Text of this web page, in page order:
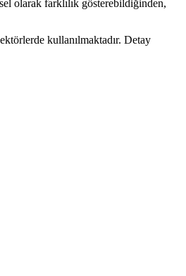
olarak farklılık gösterebildiğinden,
kullanılmaktadır. Detay